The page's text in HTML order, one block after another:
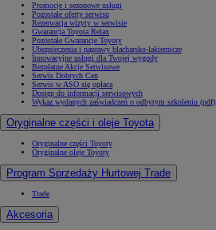
Promocje i sezonowe usługi
Pozostałe oferty serwisu
Rezerwacja wizyty w serwisie
Gwarancja Toyota Relax
Pozostałe Gwarancje Toyoty
Ubezpieczenia i naprawy blacharsko-lakiernicze
Innowacyjne usługi dla Twojej wygody
Bezpłatne Akcje Serwisowe
Serwis Dobrych Cen
Serwis w ASO się opłaca
Dostęp do informacji serwisowych
Wykaz wydanych zaświadczeń o odbytym szkoleniu (pdf)
Oryginalne części i oleje Toyota
Oryginalne części Toyoty
Oryginalne oleje Toyoty
Program Sprzedaży Hurtowej Trade
Trade
Akcesoria